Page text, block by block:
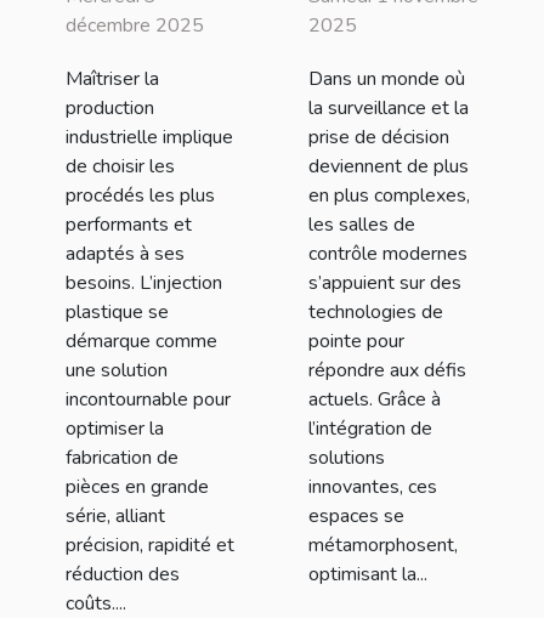
production
industrielle
grâce à
l'injection
plastique ?
décembre 2025
Maîtriser la
production
industrielle implique
de choisir les
procédés les plus
performants et
adaptés à ses
besoins. L’injection
plastique se
démarque comme
une solution
incontournable pour
optimiser la
fabrication de
pièces en grande
série, alliant
précision, rapidité et
réduction des
coûts....
transforment
contrôle
modernes ?
2025
Dans un monde où
la surveillance et la
prise de décision
deviennent de plus
en plus complexes,
les salles de
contrôle modernes
s’appuient sur des
technologies de
pointe pour
répondre aux défis
actuels. Grâce à
l’intégration de
solutions
innovantes, ces
espaces se
métamorphosent,
optimisant la...